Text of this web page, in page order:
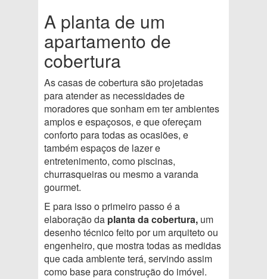
A planta de um
apartamento de
cobertura
As casas de cobertura são projetadas
para atender as necessidades de
moradores que sonham em ter ambientes
amplos e espaçosos, e que ofereçam
conforto para todas as ocasiões, e
também espaços de lazer e
entretenimento, como piscinas,
churrasqueiras ou mesmo a varanda
gourmet.
E para isso o primeiro passo é a
elaboração da planta da cobertura, um
desenho técnico feito por um arquiteto ou
engenheiro, que mostra todas as medidas
que cada ambiente terá, servindo assim
como base para construção do imóvel.